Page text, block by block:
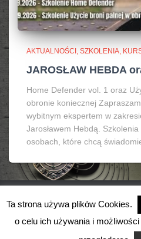
AKTUALNOŚCI, SZKOLENIA,
JAROSŁAW HEBDA
Home Defender vol. 1 oraz
obronie koniecznej
wybitnym ekspertem w
Jarosławem Hebdą.
osobach, które chcą
Hestia | Stworzone
Ta strona używa plików Cookies.
o celu ich używania i